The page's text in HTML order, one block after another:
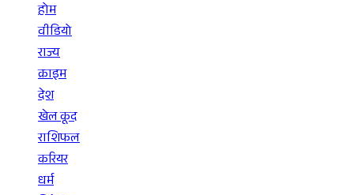
होम
वीडियो
राज्य
क्राइम
देश
खेल कूद
राशिफल
करियर
धर्म